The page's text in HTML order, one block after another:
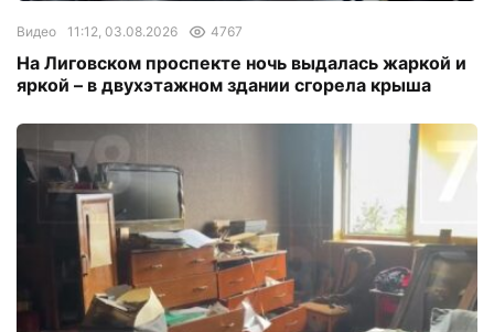
Видео 11:12, 03.08.2026 4767
На Лиговском проспекте ночь выдалась жаркой и
яркой – в двухэтажном здании сгорела крыша